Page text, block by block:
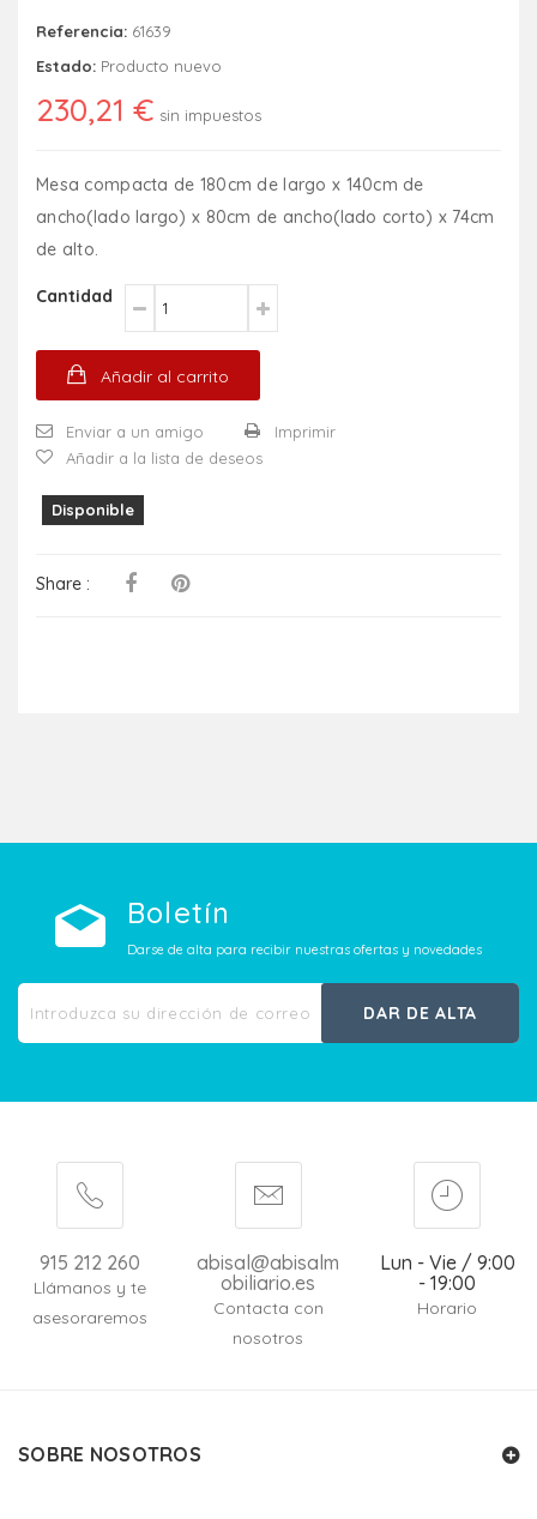
Referencia: 61639
Estado: Producto nuevo
230,21 € sin impuestos
Mesa compacta de 180cm de largo x 140cm de
ancho(lado largo) x 80cm de ancho(lado corto) x 74cm
de alto.
Cantidad
Añadir al carrito
Enviar a un amigo
Imprimir
Añadir a la lista de deseos
Disponible
Share :
Boletín
Darse de alta para recibir nuestras ofertas y novedades
DAR DE ALTA
915 212 260
Llámanos y te
asesoraremos
abisal@abisalm
obiliario.es
Contacta con
nosotros
Lun - Vie / 9:00
- 19:00
Horario
SOBRE NOSOTROS